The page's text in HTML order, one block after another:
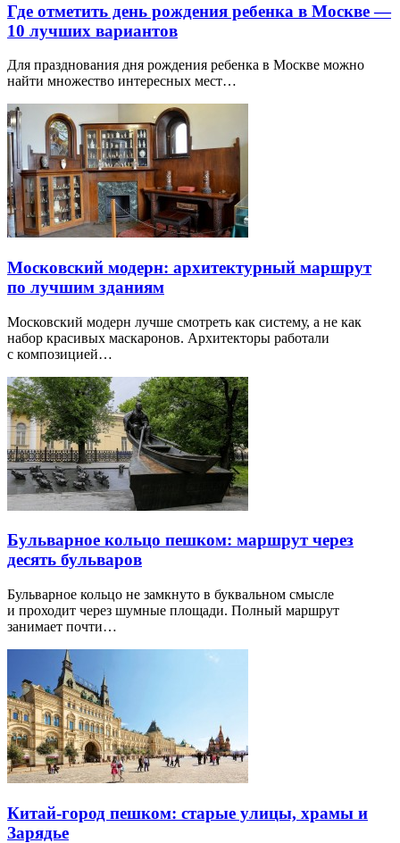
Где отметить день рождения ребенка в Москве —
10 лучших вариантов
Для празднования дня рождения ребенка в Москве можно
найти множество интересных мест…
Московский модерн: архитектурный маршрут
по лучшим зданиям
Московский модерн лучше смотреть как систему, а не как
набор красивых маскаронов. Архитекторы работали
с композицией…
Бульварное кольцо пешком: маршрут через
десять бульваров
Бульварное кольцо не замкнуто в буквальном смысле
и проходит через шумные площади. Полный маршрут
занимает почти…
Китай-город пешком: старые улицы, храмы и
Зарядье